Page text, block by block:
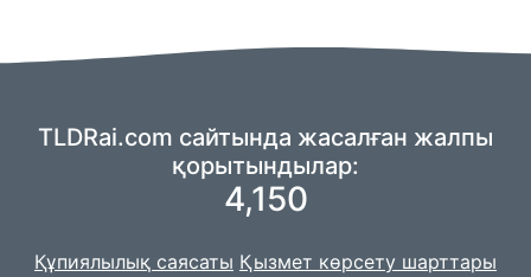
TLDRai.com сайтында жасалған жалпы
қорытындылар:
4,150
Құпиялылық саясаты Қызмет көрсету шарттары